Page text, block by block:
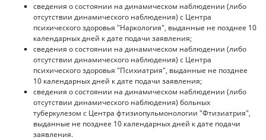
сведения о состоянии на динамическом наблюдении (либо
отсутствии динамического наблюдения) с Центра
психического здоровья "Наркология", выданные не позднее 10
календарных дней к дате подачи заявления;
сведения о состоянии на динамическом наблюдении (либо
отсутствии динамического наблюдения) с Центра
психического здоровья "Психиатрия", выданные не позднее
10 календарных дней к дате подачи заявления;
сведения о состоянии на динамическом наблюдении (либо
отсутствии динамического наблюдения) больных
туберкулезом с Центра фтизиопульмонологии "Фтизиатрия",
выданные не позднее 10 календарных дней к дате подачи
заявления.